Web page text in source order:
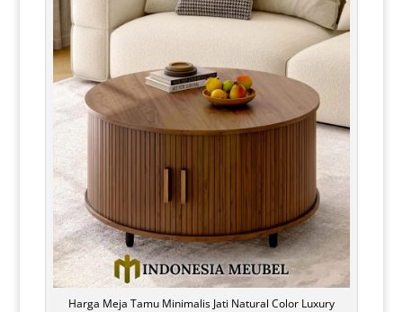
Harga Meja Tamu Minimalis Jati Natural Color Luxury